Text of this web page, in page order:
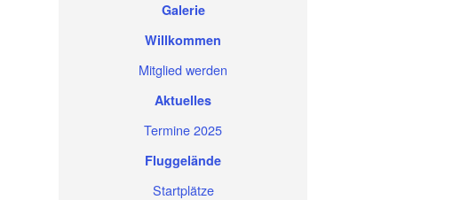
Galerie
Willkommen
Mitglied werden
Aktuelles
Termine 2025
Fluggelände
Startplätze